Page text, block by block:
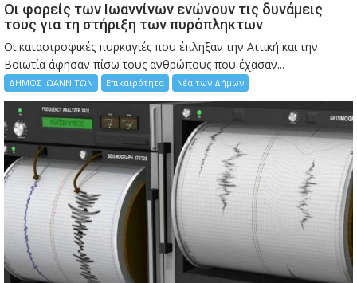
Οι φορείς των Ιωαννίνων ενώνουν τις δυνάμεις
τους για τη στήριξη των πυρόπληκτων
Οι καταστροφικές πυρκαγιές που έπληξαν την Αττική και την
Bοιωτία άφησαν πίσω τους ανθρώπους που έχασαν...
ΔΗΜΟΣ ΙΩΑΝΝΙΤΩΝ Επικαιρότητα Νέα των Δήμων